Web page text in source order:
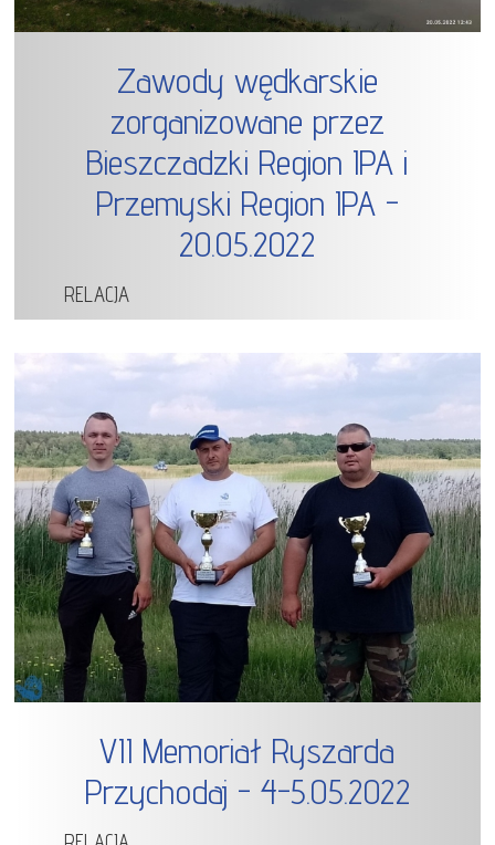
Zawody wędkarskie
zorganizowane przez
Bieszczadzki Region IPA i
Przemyski Region IPA -
20.05.2022
RELACJA
VII Memoriał Ryszarda
Przychodaj - 4-5.05.2022